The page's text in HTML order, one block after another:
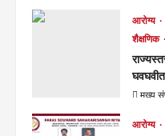
आरोग्य
शैक्षणिक
मुख्य
आरोग्य